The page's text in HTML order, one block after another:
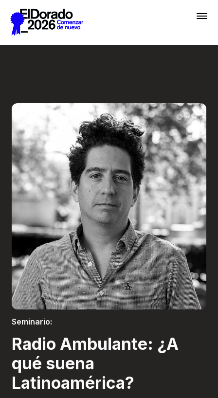
Saltar al contenido principal
Academias
Archivo
Inscribir
Boletería
Seminario:
Radio Ambulante: ¿A
qué suena
Latinoamérica?